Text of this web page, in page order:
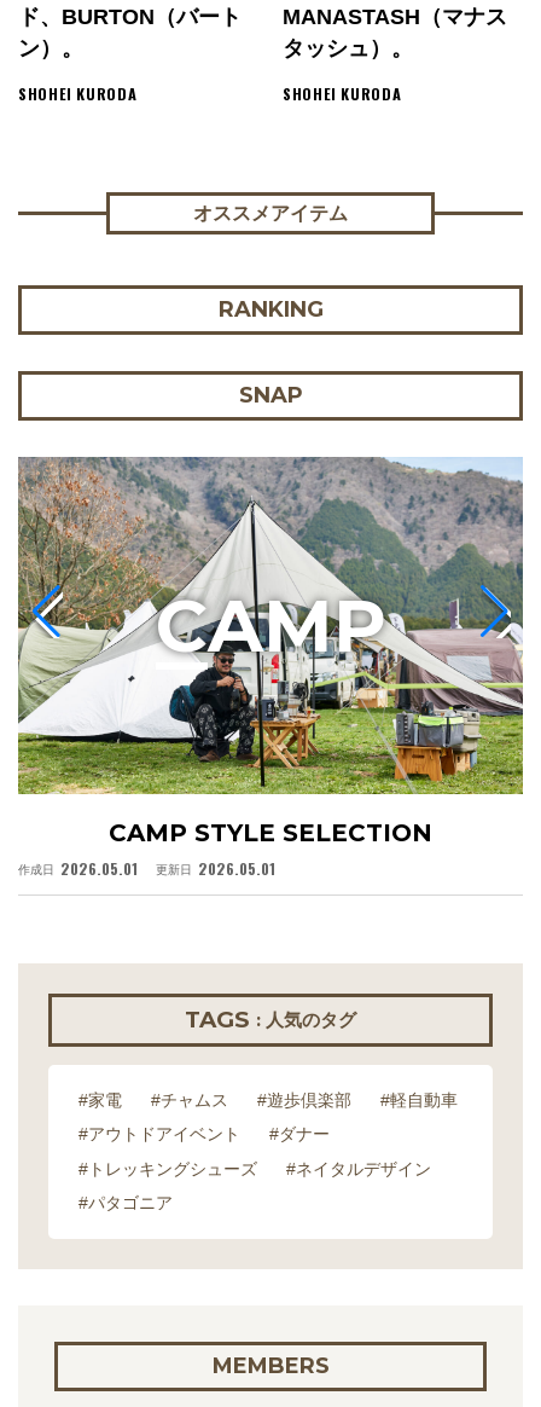
ド、BURTON（バート
ン）。
SHOHEI KURODA
MANASTASH（マナス
タッシュ）。
SHOHEI KURODA
オススメアイテム
RANKING
SNAP
CAMP STYLE SELECTION
作成日 2026.05.01 更新日 2026.05.01
CAMP
TAGS : 人気のタグ
#家電 #チャムス #遊歩倶楽部
#軽自動車
#アウトドアイベント
#ダナー
#トレッキングシューズ
#ネイタルデザイン
#パタゴニア
MEMBERS